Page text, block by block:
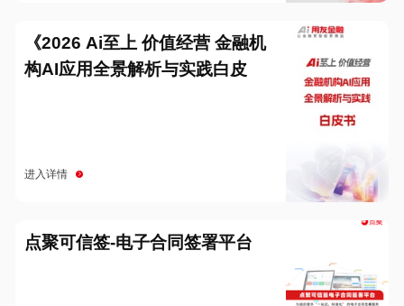
《2026 Ai至上 价值经营 金融机
构AI应用全景解析与实践白皮
进入详情
点聚可信签-电子合同签署平台